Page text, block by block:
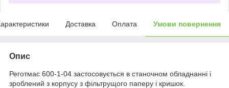
Доставка Оплата Умови повернення
Опис
Реготмас 600-1-04 застосовується в станочном обладнанні і
зроблений з корпусу з фільтрущого паперу і кришок.